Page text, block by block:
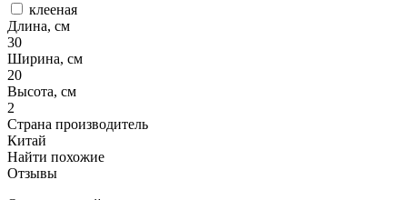
клееная
Длина, см
30
Ширина, см
20
Высота, см
2
Страна производитель
Китай
Найти похожие
Отзывы